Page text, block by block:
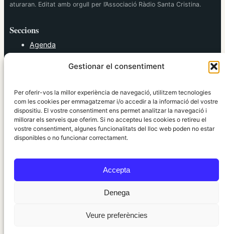
Gestionar el consentiment
Per oferir-vos la millor experiència de navegació, utilitzem tecnologies
com les cookies per emmagatzemar i/o accedir a la informació del vostre
dispositiu. El vostre consentiment ens permet analitzar la navegació i
millorar els serveis que oferim. Si no accepteu les cookies o retireu el
vostre consentiment, algunes funcionalitats del lloc web poden no estar
disponibles o no funcionar correctament.
Accepta
Denega
Veure preferències
aturaran. Editat amb orgull per l’Associació Ràdio Santa Cristina.
Seccions
Agenda
Cultura
Política
Societat
Tendències
elRidaura.com